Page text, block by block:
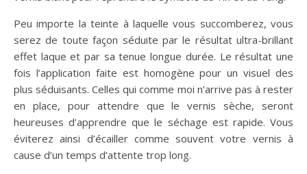
Peu importe la teinte à laquelle vous succomberez, vous
serez de toute façon séduite par le résultat ultra-brillant
effet laque et par sa tenue longue durée. Le résultat une
fois l’application faite est homogène pour un visuel des
plus séduisants. Celles qui comme moi n’arrive pas à rester
en place, pour attendre que le vernis sèche, seront
heureuses d’apprendre que le séchage est rapide. Vous
éviterez ainsi d’écailler comme souvent votre vernis à
cause d’un temps d’attente trop long.